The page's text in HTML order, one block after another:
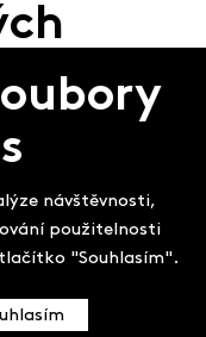
návštěvnosti,
použitelnosti
"Souhlasím".